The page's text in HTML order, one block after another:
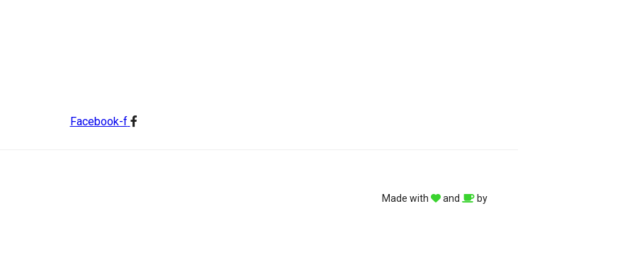
Facebook-f
Made with
and by